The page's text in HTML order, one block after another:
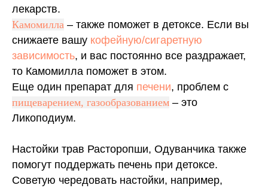
лекарств.
Камомилла – также поможет в детоксе. Если вы
снижаете вашу кофейную/сигаретную
зависимость, и вас постоянно все раздражает,
то Камомилла поможет в этом.
Еще один препарат для печени, проблем с
пищеварением, газообразованием – это
Ликоподиум.
Настойки трав Расторопши, Одуванчика также
помогут поддержать печень при детоксе.
Советую чередовать настойки, например,